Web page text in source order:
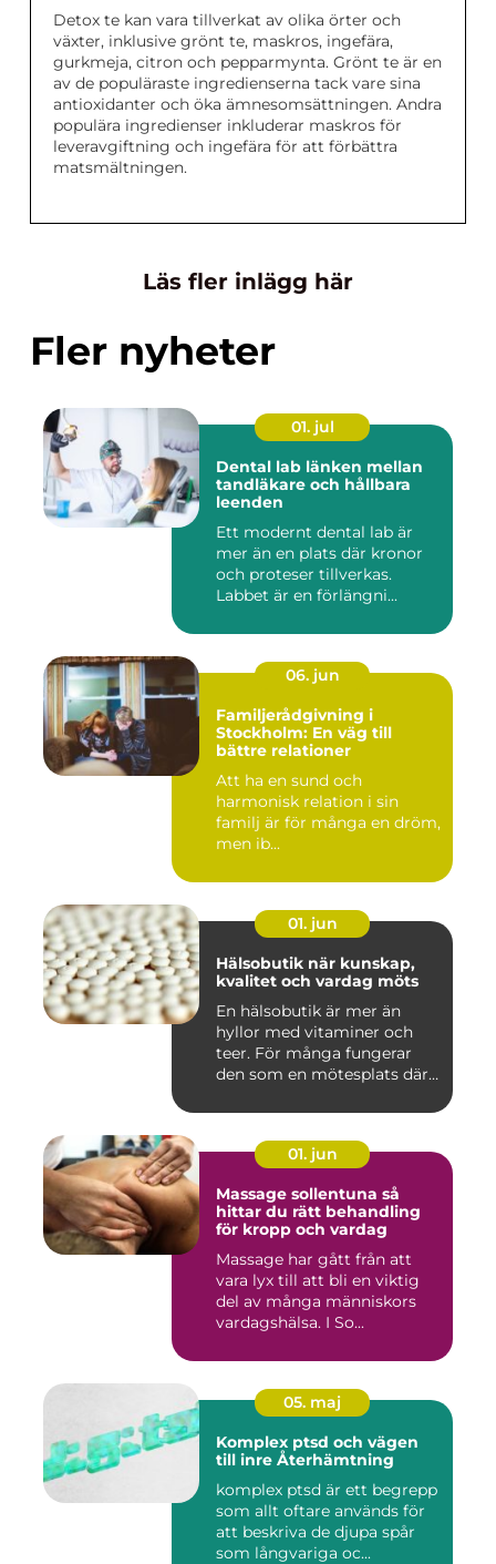
Detox te kan vara tillverkat av olika örter och
växter, inklusive grönt te, maskros, ingefära,
gurkmeja, citron och pepparmynta. Grönt te är en
av de populäraste ingredienserna tack vare sina
antioxidanter och öka ämnesomsättningen. Andra
populära ingredienser inkluderar maskros för
leveravgiftning och ingefära för att förbättra
matsmältningen.
Läs fler inlägg här
Fler nyheter
01. jul
Dental lab länken mellan
tandläkare och hållbara
leenden
Ett modernt dental lab är
mer än en plats där kronor
och proteser tillverkas.
Labbet är en förlängni...
06. jun
Familjerådgivning i
Stockholm: En väg till
bättre relationer
Att ha en sund och
harmonisk relation i sin
familj är för många en dröm,
men ib...
01. jun
Hälsobutik när kunskap,
kvalitet och vardag möts
En hälsobutik är mer än
hyllor med vitaminer och
teer. För många fungerar
den som en mötesplats där
01. jun
Massage sollentuna så
hittar du rätt behandling
för kropp och vardag
Massage har gått från att
vara lyx till att bli en viktig
del av många människors
vardagshälsa. I So...
05. maj
Komplex ptsd och vägen
till inre Återhämtning
komplex ptsd är ett begrepp
som allt oftare används för
att beskriva de djupa spår
som långvariga oc...